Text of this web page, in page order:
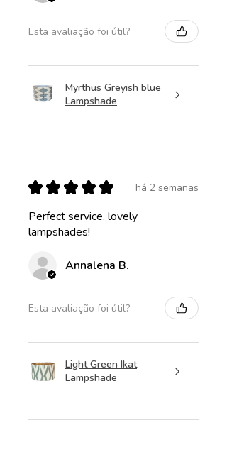
Esta avaliação foi útil?
Myrthus Greyish blue
Lampshade
★ ★ ★ ★ ★ há 2 semanas
Perfect service, lovely
lampshades!
Annalena B.
Esta avaliação foi útil?
Light Green Ikat
Lampshade